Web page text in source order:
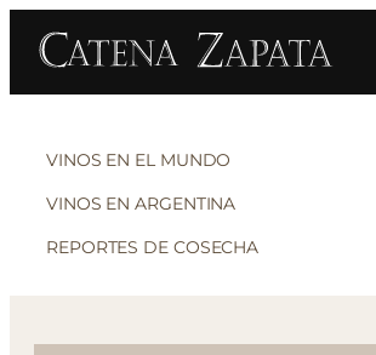
VINOS EN EL MUNDO
VINOS EN ARGENTINA
REPORTES DE COSECHA